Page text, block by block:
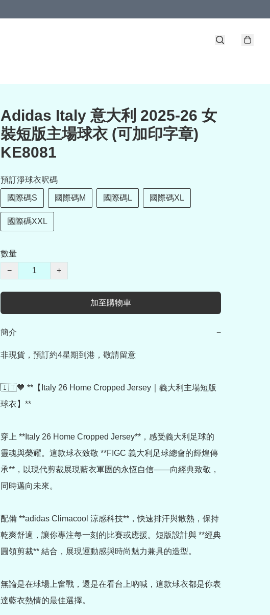
Adidas Italy 意大利 2025-26 女
裝短版主場球衣 (可加印字章)
KE8081
預訂淨球衣呎碼
國際碼S 國際碼M 國際碼L 國際碼XL
國際碼XXL
數量
−
+
加至購物車
簡介 −
非現貨，預訂約4星期到港，敬請留意
🇮🇹💙 **【Italy 26 Home Cropped Jersey｜義大利主場短版
球衣】**
穿上 **Italy 26 Home Cropped Jersey**，感受義大利足球的
靈魂與榮耀。這款球衣致敬 **FIGC 義大利足球總會的輝煌傳
承**，以現代剪裁展現藍衣軍團的永恆自信——向經典致敬，
同時邁向未來。
配備 **adidas Climacool 涼感科技**，快速排汗與散熱，保持
乾爽舒適，讓你專注每一刻的比賽或應援。短版設計與 **經典
圓領剪裁** 結合，展現運動感與時尚魅力兼具的造型。
無論是在球場上奮戰，還是在看台上吶喊，這款球衣都是你表
達藍衣熱情的最佳選擇。